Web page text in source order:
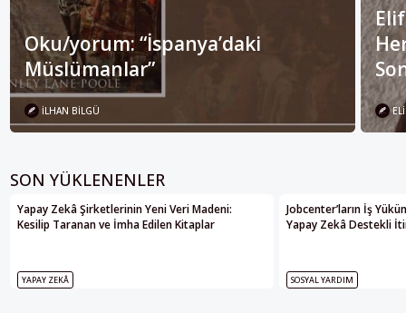
Oku/yorum: “İspanya’daki
Müslümanlar”
İLHAN BILGÜ
SON YÜKLENENLER
Yapay Zekâ Şirketlerinin Yeni Veri Madeni:
Kesilip Taranan ve İmha Edilen Kitaplar
YAPAY ZEKÂ
Jobcenter’ların İş
Yapay Zekâ Destekli
SOSYAL YARDIM